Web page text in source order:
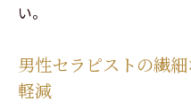
い。
男性セラピストの繊
軽減